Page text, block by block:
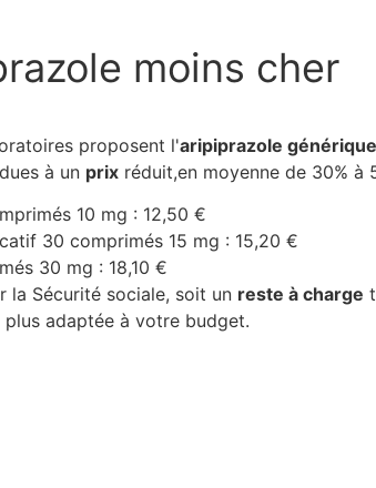
moins cher
proposent l'aripiprazole générique
à un prix réduit,en moyenne de 30%
10 mg : 12,50 €
30 comprimés 15 mg : 15,20 €
30 mg : 18,10 €
la Sécurité sociale, soit un reste à charge
adaptée à votre budget.